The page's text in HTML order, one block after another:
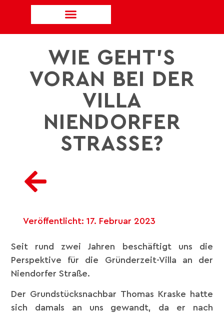
WIE GEHT’S
VORAN BEI DER
VILLA
NIENDORFER
STRASSE?
Veröffentlicht: 17. Februar 2023
Seit rund zwei Jahren beschäftigt uns die
Perspektive für die Gründerzeit-Villa an der
Niendorfer Straße.
Der Grundstücksnachbar Thomas Kraske hatte
sich damals an uns gewandt, da er nach